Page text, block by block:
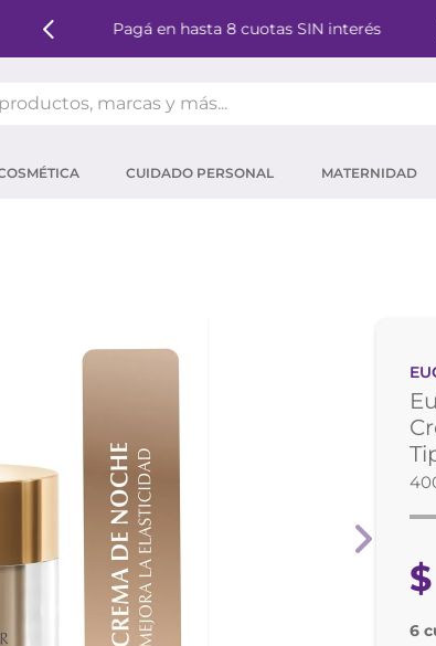
Pagá en hasta 8 cuotas SIN interés
CUIDADO PERSONAL MATERNIDAD
$
6
pestañas